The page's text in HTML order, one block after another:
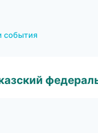
события